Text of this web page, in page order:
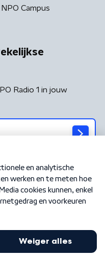
NPO Campus
Radio 1 in jouw